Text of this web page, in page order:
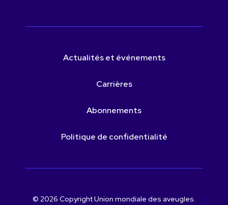
Actualités et événements
Carrières
Abonnements
Politique de confidentialité
© 2026 Copyright Union mondiale des aveugles.